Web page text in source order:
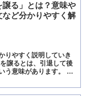
譲る」とは？意味や
など分かりやすく解
りやすく説明していき
譲るとは、引退して後
う意味があります。 ま